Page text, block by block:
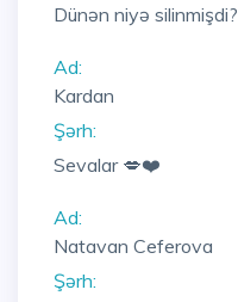
Dünən niyə silinmişdi?
Ad:
Kardan
Şərh:
Sevalar 💋❤️
Ad:
Natavan Ceferova
Şərh: